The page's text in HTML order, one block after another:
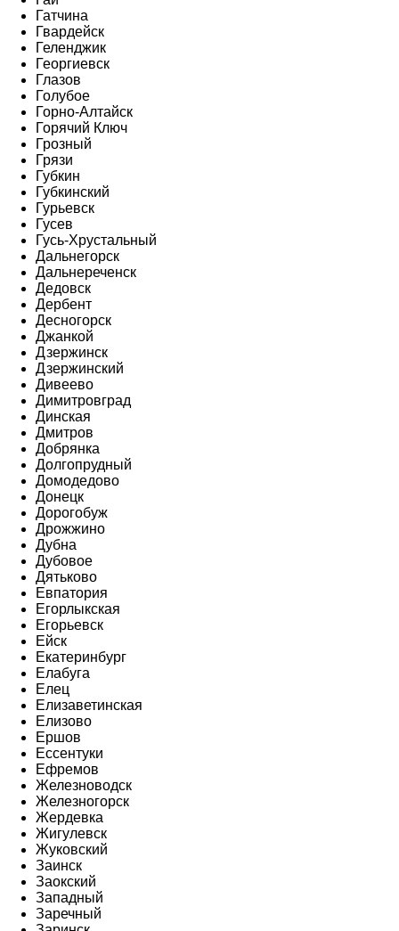
Гатчина
Гвардейск
Геленджик
Георгиевск
Глазов
Голубое
Горно-Алтайск
Горячий Ключ
Грозный
Грязи
Губкин
Губкинский
Гурьевск
Гусев
Гусь-Хрустальный
Дальнегорск
Дальнереченск
Дедовск
Дербент
Десногорск
Джанкой
Дзержинск
Дзержинский
Дивеево
Димитровград
Динская
Дмитров
Добрянка
Долгопрудный
Домодедово
Донецк
Дорогобуж
Дрожжино
Дубна
Дубовое
Дятьково
Евпатория
Егорлыкская
Егорьевск
Ейск
Екатеринбург
Елабуга
Елец
Елизаветинская
Елизово
Ершов
Ессентуки
Ефремов
Железноводск
Железногорск
Жердевка
Жигулевск
Жуковский
Заинск
Заокский
Западный
Заречный